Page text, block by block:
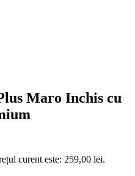
Maro Inchis cu
curent este: 259,00 lei.